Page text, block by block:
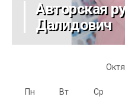
Авторская
Далидович
Пн Вт Ср